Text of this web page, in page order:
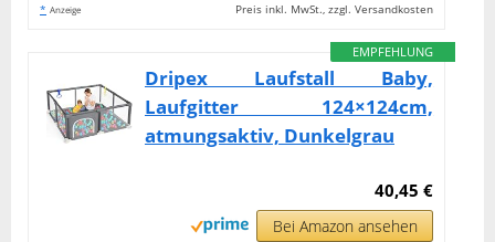
* Anzeige Preis inkl. MwSt., zzgl. Versandkosten
EMPFEHLUNG
Dripex Laufstall Baby,
Laufgitter 124×124cm,
atmungsaktiv, Dunkelgrau
40,45 €
Bei Amazon ansehen